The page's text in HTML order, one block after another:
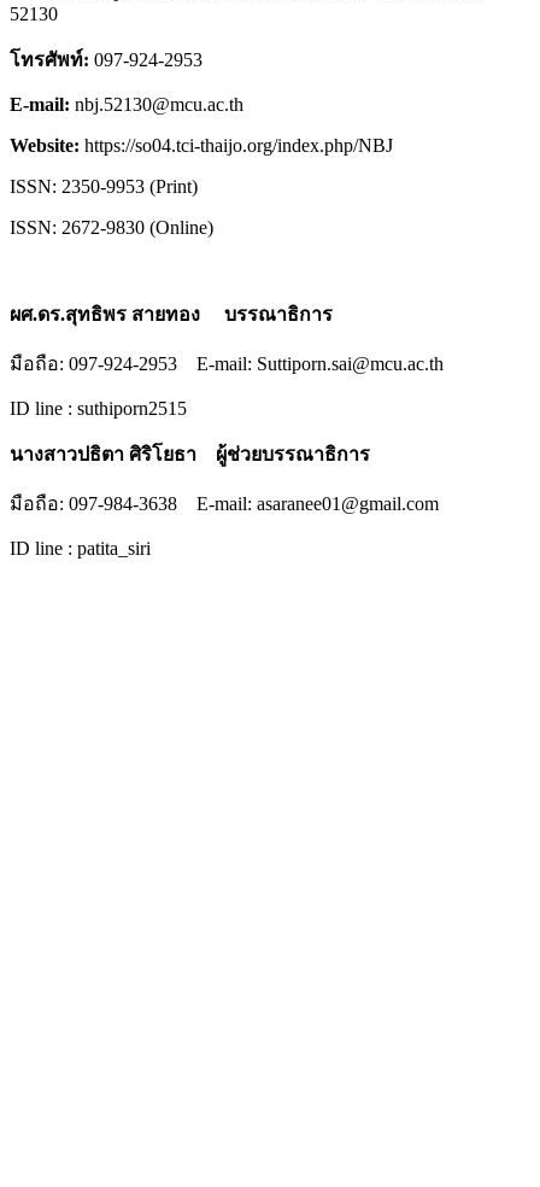
52130
โทรศัพท์: 097-924-2953
E-mail: nbj.52130@mcu.ac.th
Website: https://so04.tci-thaijo.org/index.php/NBJ
ISSN: 2350-9953 (Print)
ISSN: 2672-9830 (Online)
ผศ.ดร.สุทธิพร สายทอง บรรณาธิการ
มือถือ: 097-924-2953 E-mail: Suttiporn.sai@mcu.ac.th
ID line : suthiporn2515
นางสาวปธิตา ศิริโยธา ผู้ช่วยบรรณาธิการ
มือถือ: 097-984-3638 E-mail: asaranee01@gmail.com
ID line : patita_siri